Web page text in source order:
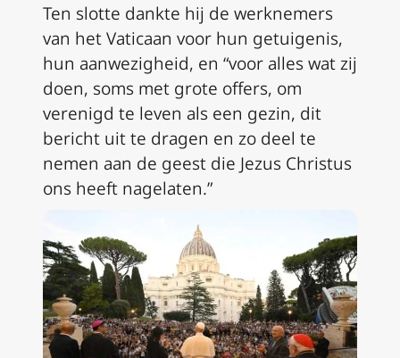
Ten slotte dankte hij de werknemers
van het Vaticaan voor hun getuigenis,
hun aanwezigheid, en “voor alles wat zij
doen, soms met grote offers, om
verenigd te leven als een gezin, dit
bericht uit te dragen en zo deel te
nemen aan de geest die Jezus Christus
ons heeft nagelaten.”